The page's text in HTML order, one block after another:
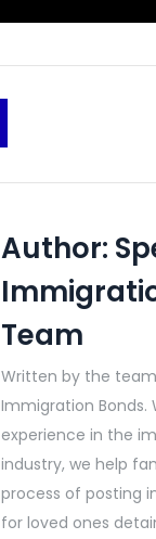
Author:
Team
Written by the
Immigration Bonds.
experience in the
industry, we help
process of posting
for loved ones